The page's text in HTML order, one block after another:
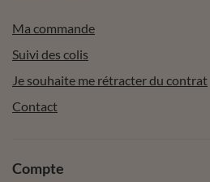
Ma commande
Suivi des colis
Je souhaite me rétracter du contrat
Contact
Compte